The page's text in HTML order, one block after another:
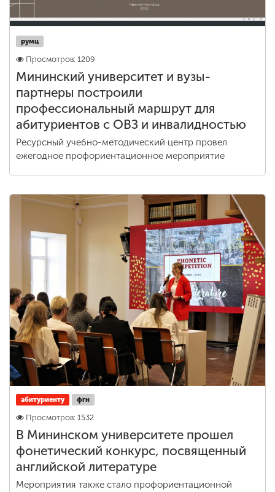
румц
Просмотров: 1209
Мининский университет и вузы-
партнеры построили
профессиональный маршрут для
абитуриентов с ОВЗ и инвалидностью
Ресурсный учебно-методический центр провел
ежегодное профориентационное мероприятие
абитуриенту фгн
Просмотров: 1532
В Мининском университете прошел
фонетический конкурс, посвященный
английской литературе
Мероприятия также стало профориентационной